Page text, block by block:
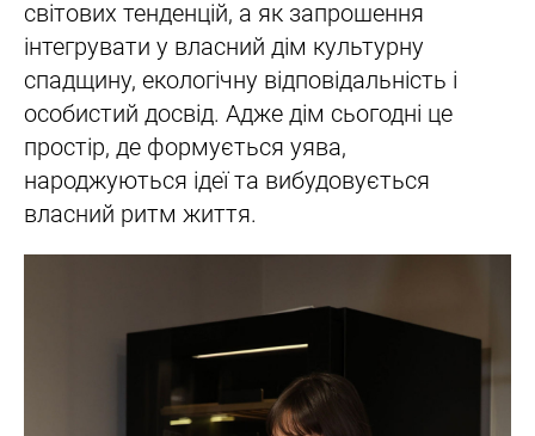
світових тенденцій, а як запрошення
інтегрувати у власний дім культурну
спадщину, екологічну відповідальність і
особистий досвід. Адже дім сьогодні це
простір, де формується уява,
народжуються ідеї та вибудовується
власний ритм життя.